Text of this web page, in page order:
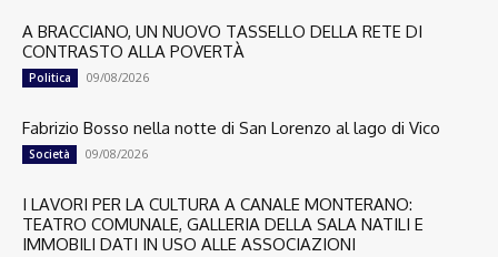
A BRACCIANO, UN NUOVO TASSELLO DELLA RETE DI
CONTRASTO ALLA POVERTÀ
Politica 09/08/2026
Fabrizio Bosso nella notte di San Lorenzo al lago di Vico
Società 09/08/2026
I LAVORI PER LA CULTURA A CANALE MONTERANO:
TEATRO COMUNALE, GALLERIA DELLA SALA NATILI E
IMMOBILI DATI IN USO ALLE ASSOCIAZIONI